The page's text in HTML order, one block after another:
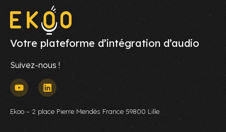
Votre plateforme d’intégration d’audio
Suivez-nous !
Ekoo – 2 place Pierre Mendès France 59800 Lille